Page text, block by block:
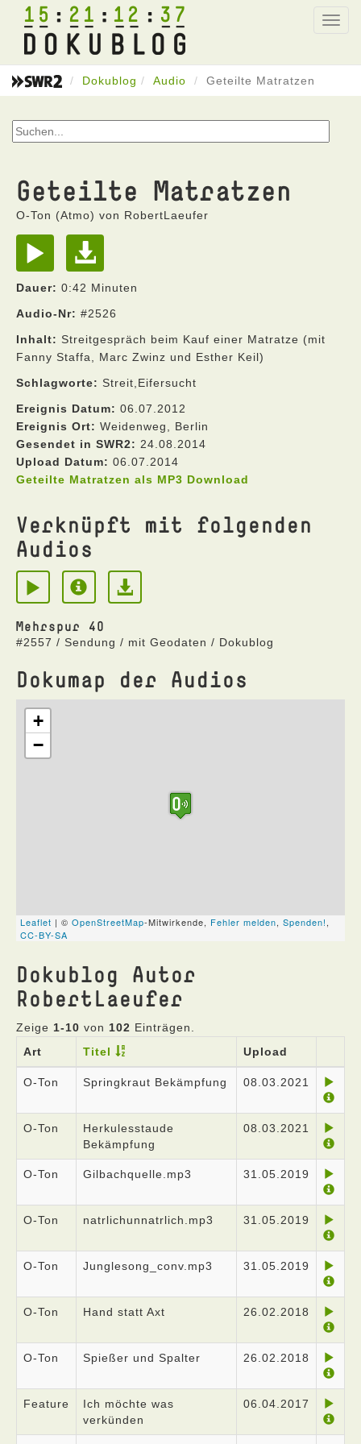
15 21 12 37
Dokublog Audio Geteilte Matratzen
Geteilte Matratzen
O-Ton (Atmo) von RobertLaeufer
Dauer: 0:42 Minuten
Audio-Nr: #2526
Inhalt: Streitgespräch beim Kauf einer Matratze (mit
Fanny Staffa, Marc Zwinz und Esther Keil)
Schlagworte: Streit,Eifersucht
Ereignis Datum: 06.07.2012
Ereignis Ort: Weidenweg, Berlin
Gesendet in SWR2: 24.08.2014
Upload Datum: 06.07.2014
Geteilte Matratzen als MP3 Download
Verknüpft mit folgenden
Audios
Mehrspur 40
#2557 / Sendung / mit Geodaten / Dokublog
Dokumap der Audios
Dokublog Autor
RobertLaeufer
Zeige 1-10 von 102 Einträgen.
Art
Titel Upload
O-Ton Springkraut Bekämpfung 08.03.2021
O-Ton
Herkulesstaude
Bekämpfung
08.03.2021
O-Ton Gilbachquelle.mp3 31.05.2019
O-Ton natrlichunnatrlich.mp3 31.05.2019
O-Ton Junglesong_conv.mp3 31.05.2019
O-Ton Hand statt Axt 26.02.2018
O-Ton Spießer und Spalter 26.02.2018
Feature
Ich möchte was
verkünden
06.04.2017